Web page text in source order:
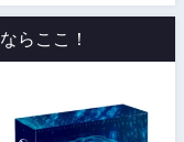
らここ！